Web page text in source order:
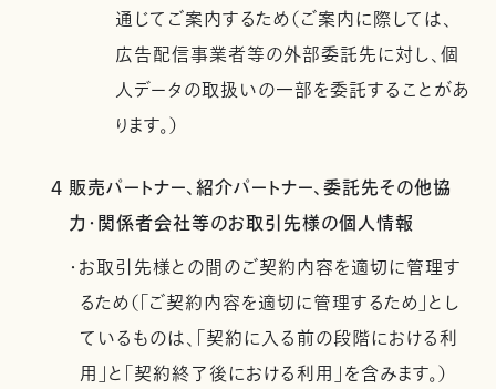
通じてご案内するため（ご案内に際しては、
広告配信事業者等の外部委託先に対し、個
人データの取扱いの一部を委託することがあ
ります。）
4 販売パートナー、紹介パートナー、委託先その他協
力・関係者会社等のお取引先様の個人情報
・お取引先様との間のご契約内容を適切に管理す
るため（「ご契約内容を適切に管理するため」とし
ているものは、「契約に入る前の段階における利
用」と「契約終了後における利用」を含みます。）